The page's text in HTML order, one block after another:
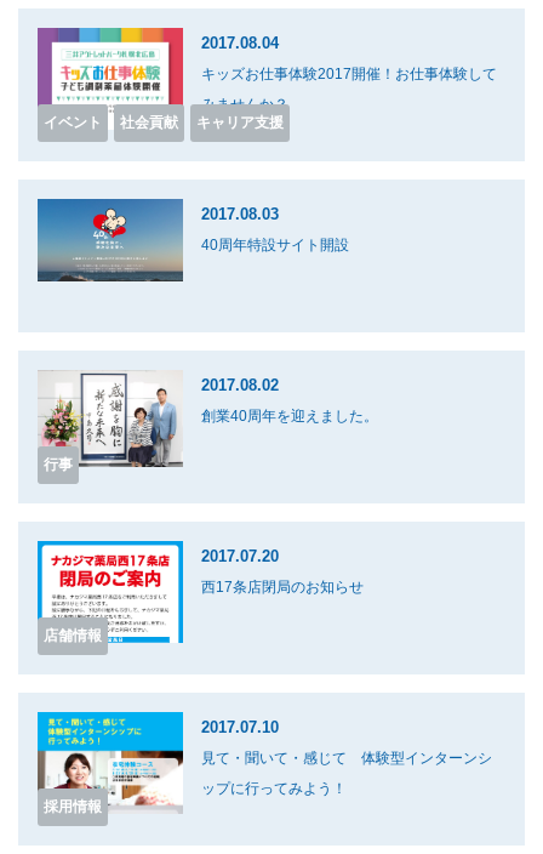
2017.08.04
キッズお仕事体験2017開催！お仕事体験して
みませんか？
イベント
社会貢献 キャリア支援
2017.08.03
40周年特設サイト開設
2017.08.02
創業40周年を迎えました。
行事
2017.07.20
西17条店閉局のお知らせ
店舗情報
2017.07.10
見て・聞いて・感じて 体験型インターンシ
ップに行ってみよう！
採用情報